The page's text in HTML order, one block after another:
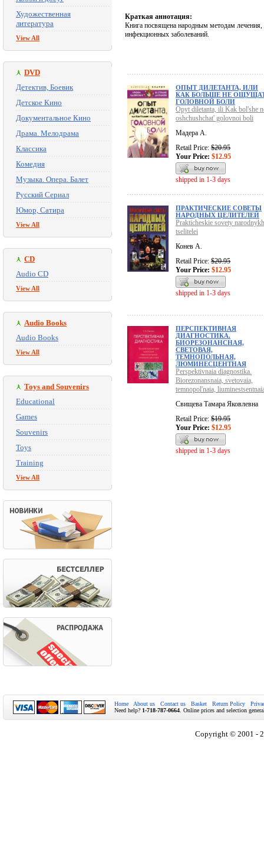
Художественная
литература
View All
DVD
Детектив, Боевик
Детское Кино
Документальное Кино
Драма. Мелодрама
Классика
Комедия
Музыка. Опера. Балет
Русский Сериал
Юмор, Сатира
View All
CD
Audio CD
View All
Audio Books
Audio Books
View All
Toys and Souvenirs
Educational
Games
Souvenirs
Toys
Training
View All
Краткая аннотация:
Книга посвящена народным методам
инфекционных заболеваний.
ОПЫТ ДИЛЕТАНТА, ИЛИ
КАК БОЛЬШЕ НЕ
ГОЛОВНОЙ БОЛИ
Opyt diletanta, ili Kak bol'she
oshchushchat' golovnoi boli
Мадера А.
Retail Price: $20.95
Your Price: $12.95
shipped in 1-3 days
ПРАКТИЧЕСКИЕ СОВЕТЫ
НАРОДНЫХ ЦЕЛИТЕЛЕЙ
Prakticheskie sovety narodnykh
tselitelei
Конев А.
Retail Price: $20.95
Your Price: $12.95
shipped in 1-3 days
ПЕРСПЕКТИВНАЯ
ДИАГНОСТИКА.
БИОРЕЗОНАНСНАЯ,
СВЕТОВАЯ,
ТЕМНОПОЛЬНАЯ,
ЛЮМИНЕСЦЕНТНАЯ
Perspektivnaia diagnostika.
Biorezonansnaia, svetovaia,
temnopol'naia,
Свищева Тамара Яковлевна
Retail Price: $19.95
Your Price: $12.95
shipped in 1-3 days
Home About us Contact us Basket Return Policy
Need help? 1-718-787-0664 . Online prices and selection
Copyright © 2001 -